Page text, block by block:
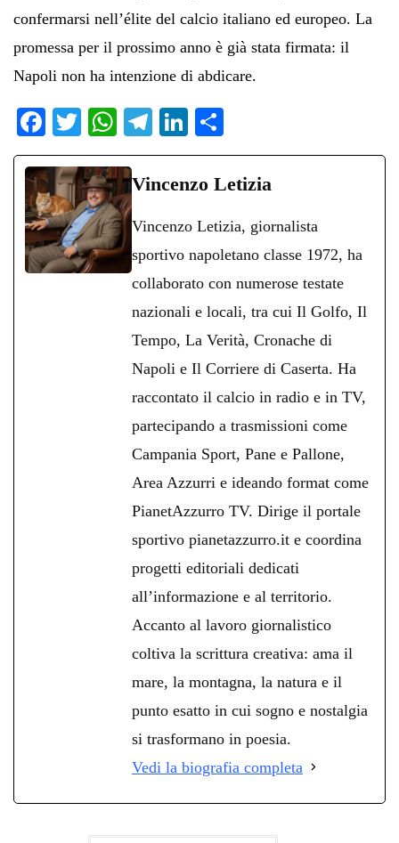
confermarsi nell’élite del calcio italiano ed europeo. La
promessa per il prossimo anno è già stata firmata: il
Napoli non ha intenzione di abdicare.
Fa
ce
bo
ok
T
wi
tte
r
W
ha
ts
A
pp
Te
le
gr
m
Li
nk
ed
on
di
di
Vincenzo Letizia
Vincenzo Letizia, giornalista
sportivo napoletano classe 1972, ha
collaborato con numerose testate
nazionali e locali, tra cui Il Golfo, Il
Tempo, La Verità, Cronache di
Napoli e Il Corriere di Caserta. Ha
raccontato il calcio in radio e in TV,
partecipando a trasmissioni come
Campania Sport, Pane e Pallone,
Area Azzurri e ideando format come
PianetAzzurro TV. Dirige il portale
sportivo pianetazzurro.it e coordina
progetti editoriali dedicati
all’informazione e al territorio.
Accanto al lavoro giornalistico
coltiva la scrittura creativa: ama il
mare, la montagna, la natura e il
punto esatto in cui sogno e nostalgia
si trasformano in poesia.
Vedi la biografia completa